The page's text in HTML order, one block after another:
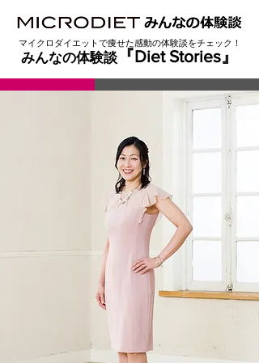
みんなの体験談 『Diet Stories』
マイクロダイエットで痩せた感動の体験談をチェック！